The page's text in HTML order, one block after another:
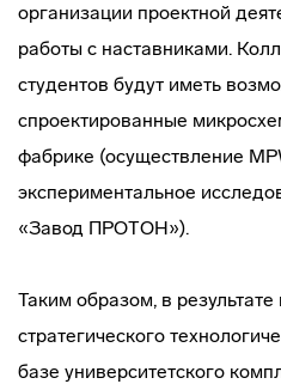
организации проектной
работы с наставниками.
студентов будут иметь
спроектированные
фабрике (осуществление
экспериментальное
«Завод ПРОТОН»).
Таким образом, в
стратегического
базе университетского